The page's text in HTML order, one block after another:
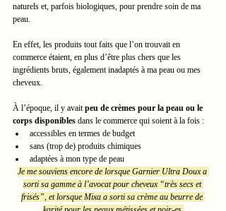
naturels et, parfois biologiques, pour prendre soin de ma
peau.
En effet, les produits tout faits que l’on trouvait en
commerce étaient, en plus d’être plus chers que les
ingrédients bruts, également inadaptés à ma peau ou mes
cheveux.
À l’époque, il y avait peu de crèmes pour la peau ou le
corps disponibles dans le commerce qui soient à la fois :
accessibles en termes de budget
sans (trop de) produits chimiques
adaptées à mon type de peau
Je me souviens encore de lorsque Garnier Ultra Doux a
sorti sa gamme à l’avocat pour cheveux “très secs et
frisés”, et lorsque Mixa a sorti sa crème au beurre de